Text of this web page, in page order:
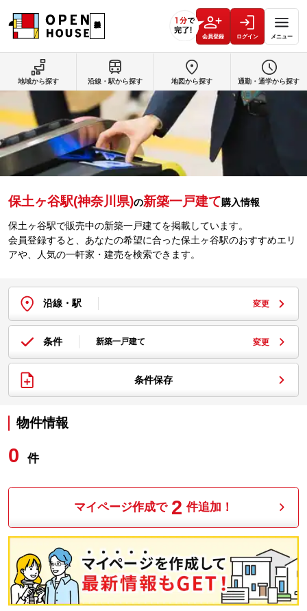
会員登録 ログイン メニュー
保土ヶ谷駅(神奈川県)の新築一戸建て購入情報
保土ヶ谷駅で販売中の新築一戸建てを掲載しています。
会員登録すると、あなたの希望に合った保土ヶ谷駅のおすすめエリ
アや、人気の一軒家・建売を検索できます。
沿線・駅 変更
条件 新築一戸建て 変更
条件保存
物件情報
0 件
マイページ作成で 2 件追加！
地域から探す 沿線・駅から探す 地図から探す 通勤・通学から探す